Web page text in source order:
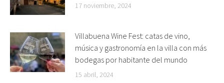
17 noviembre, 2024
Villabuena Wine Fest: catas de vino,
música y gastronomía en la villa con más
bodegas por habitante del mundo
15 abril, 2024